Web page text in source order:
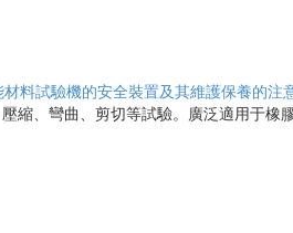
材料試驗機的安全裝置及其維護保養的注
縮、彎曲、剪切等試驗。廣泛適用于